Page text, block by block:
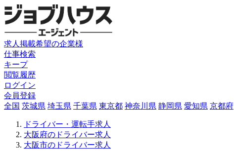
求人掲載希望の企業様
仕事検索
キープ
閲覧履歴
ログイン
会員登録
全国 茨城県 埼玉県 千葉県 東京都 神奈川県 静岡県 愛知県 京都府
ドライバー・運転手求人
大阪府のドライバー求人
大阪市のドライバー求人